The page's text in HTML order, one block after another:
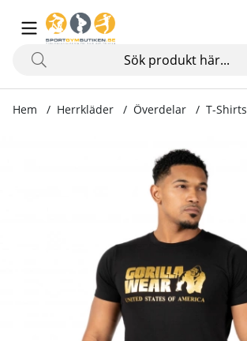
Hem Herrkläder Överdelar T-Shirts
Produktbilder Classic T-Shirt, black/gold